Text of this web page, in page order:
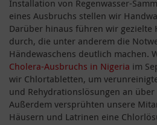
Installation von Regenwasser-
eines Ausbruchs stellen wir
Darüber hinaus führen wir gezielte
durch, die unter anderem die
Händewaschens deutlich machen.
Cholera-Ausbruchs in Nigeria im
wir Chlortabletten, um
und Rehydrationslösungen an über
Außerdem versprühten unsere
Häusern und Latrinen eine